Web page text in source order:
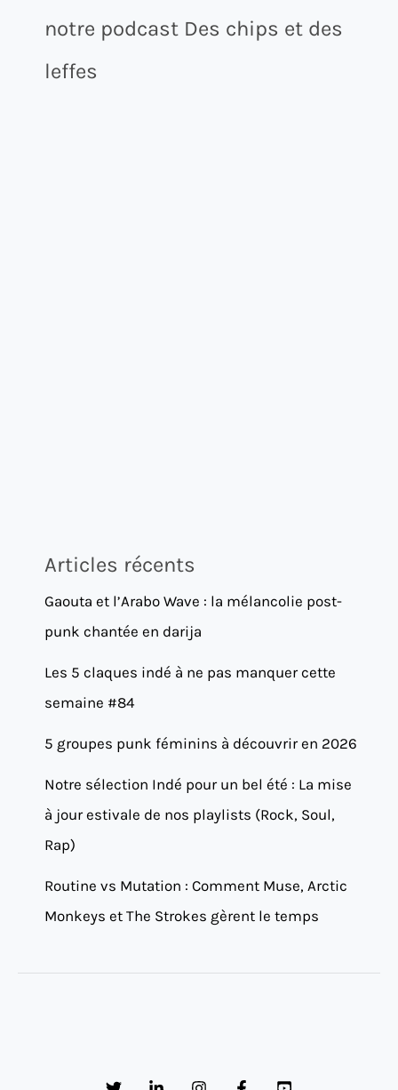
notre podcast Des chips et des
leffes
Articles récents
Gaouta et l’Arabo Wave : la mélancolie post-
punk chantée en darija
Les 5 claques indé à ne pas manquer cette
semaine #84
5 groupes punk féminins à découvrir en 2026
Notre sélection Indé pour un bel été : La mise
à jour estivale de nos playlists (Rock, Soul,
Rap)
Routine vs Mutation : Comment Muse, Arctic
Monkeys et The Strokes gèrent le temps